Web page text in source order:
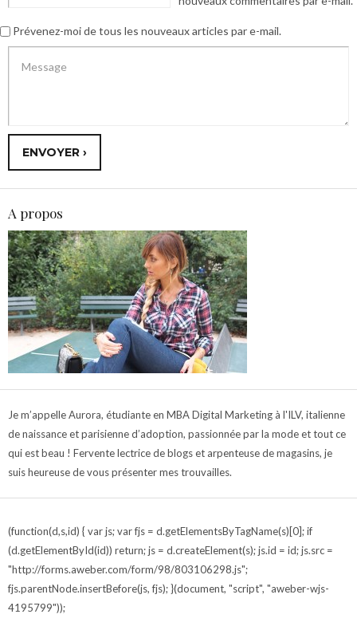
Prévenez-moi de tous les nouveaux articles par e-mail.
A propos
Je m’appelle Aurora, étudiante en MBA Digital Marketing à l'ILV, italienne
de naissance et parisienne d’adoption, passionnée par la mode et tout ce
qui est beau ! Fervente lectrice de blogs et arpenteuse de magasins, je
suis heureuse de vous présenter mes trouvailles.
(function(d,s,id) { var js; var fjs = d.getElementsByTagName(s)[0]; if
(d.getElementById(id)) return; js = d.createElement(s); js.id = id; js.src =
"http://forms.aweber.com/form/98/803106298.js";
fjs.parentNode.insertBefore(js, fjs); }(document, "script", "aweber-wjs-
4195799"));